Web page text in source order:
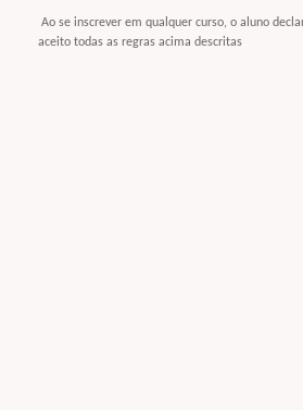
Ao se inscrever em qualquer curso, o aluno
aceito todas as regras acima descritas